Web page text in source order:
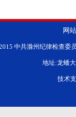
网
中共滁州纪律检查委
地址:龙蟠
技术